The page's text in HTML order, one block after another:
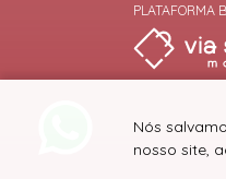
PLATAFORMA
Nós
nosso site,